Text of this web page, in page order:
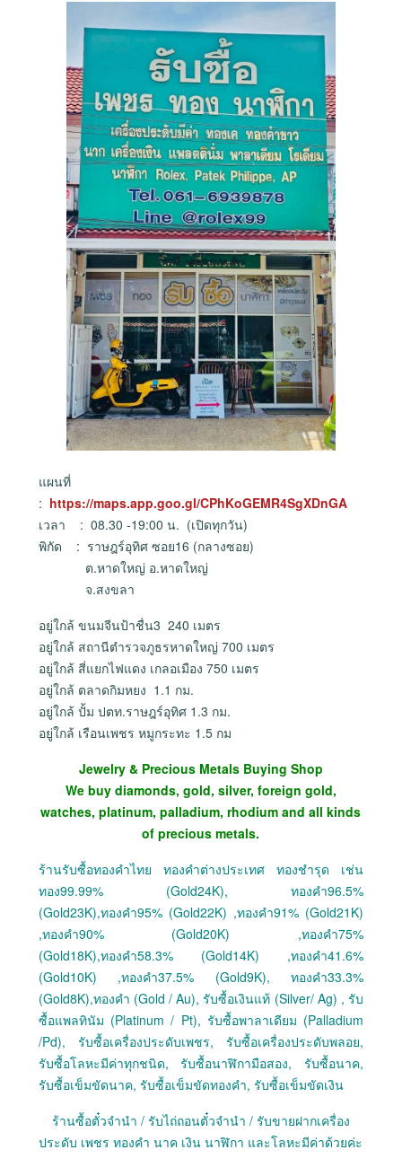
แผนที่
: https://maps.app.goo.gl/CPhKoGEMR4SgXDnGA
เวลา : 08.30 -19:00 น. (เปิดทุกวัน)
พิกัด : ราษฎร์อุทิศ ซอย16 (กลางซอย)
ต.หาดใหญ่ อ.หาดใหญ่
จ.สงขลา
อยู่ใกล้ ขนมจีนป้าชื่น3 240 เมตร
อยู่ใกล้ สถานีตำรวจภูธรหาดใหญ่ 700 เมตร
อยู่ใกล้ สี่แยกไฟแดง เกลอเมือง 750 เมตร
อยู่ใกล้ ตลาดกิมหยง 1.1 กม.
อยู่ใกล้ ปั้ม ปตท.ราษฎร์อุทิศ 1.3 กม.
อยู่ใกล้ เรือนเพชร หมูกระทะ 1.5 กม
Jewelry & Precious Metals Buying Shop
We buy diamonds, gold, silver, foreign gold,
watches, platinum, palladium, rhodium and all kinds
of precious metals.
ร้านรับซื้อทองคำไทย ทองคำต่างประเทศ ทองชำรุด เช่น
ทอง99.99% (Gold24K), ทองคำ96.5%
(Gold23K),ทองคำ95% (Gold22K) ,ทองคำ91% (Gold21K)
,ทองคำ90% (Gold20K) ,ทองคำ75%
(Gold18K),ทองคำ58.3% (Gold14K) ,ทองคำ41.6%
(Gold10K) ,ทองคำ37.5% (Gold9K), ทองคำ33.3%
(Gold8K),ทองคำ (Gold / Au), รับซื้อเงินแท้ (Silver/ Ag) , รับ
ซื้อแพลทินัม (Platinum / Pt), รับซื้อพาลาเดียม (Palladium
/Pd), รับซื้อเครื่องประดับเพชร, รับซื้อเครื่องประดับพลอย,
รับซื้อโลหะมีค่าทุกชนิด, รับซื้อนาฬิกามือสอง, รับซื้อนาค,
รับซื้อเข็มขัดนาค, รับซื้อเข็มขัดทองคำ, รับซื้อเข็มขัดเงิน
ร้านซื้อตั๋วจำนำ / รับไถ่ถอนตั๋วจำนำ / รับขายฝากเครื่อง
ประดับ เพชร ทองคำ นาค เงิน นาฬิกา และโลหะมีค่าด้วยค่ะ